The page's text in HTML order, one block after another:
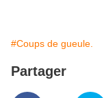
#Coups de gueule.
Partager